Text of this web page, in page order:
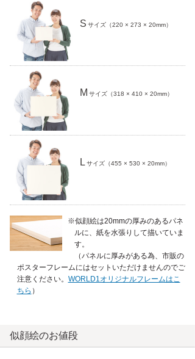
S サイズ（220 × 273 × 20mm）
M サイズ（318 × 410 × 20mm）
L サイズ（455 × 530 × 20mm）
※似顔絵は20mmの厚みのあるパネ
ルに、紙を水張りして描いていま
す。
（パネルに厚みがある為、市販の
ポスターフレームにはセットいただけませんのでご
注意ください。 WORLD1オリジナルフレームはこ
ちら ）
似顔絵のお値段